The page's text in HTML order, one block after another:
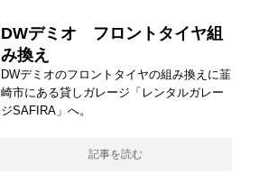
DWデミオ フロントタイヤ組
み換え
DWデミオのフロントタイヤの組み換えに韮
崎市にある貸しガレージ「レンタルガレー
ジSAFIRA」へ。
記事を読む